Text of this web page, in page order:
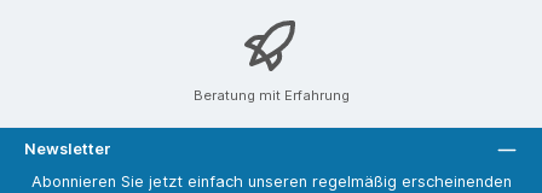
Beratung mit Erfahrung
Newsletter
Abonnieren Sie jetzt einfach unseren regelmäßig erscheinenden